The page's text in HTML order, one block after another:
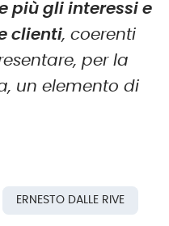
più gli interessi e
clienti, coerenti
per la
un elemento di
ERNESTO DALLE RIVE